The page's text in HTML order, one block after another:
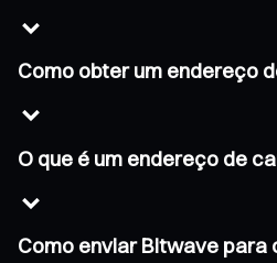
Como obter um endereço
O que é um endereço de
Como enviar Bitwave